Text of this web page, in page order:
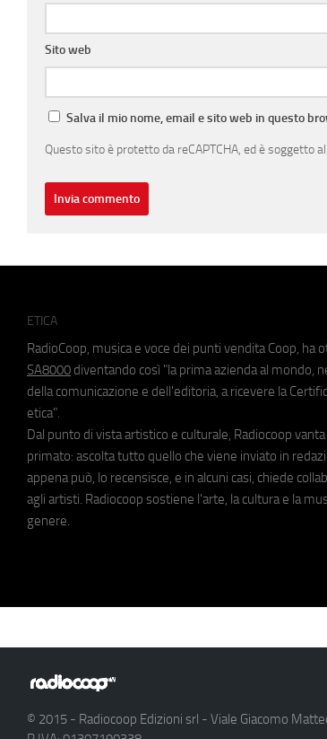
Sito web
Salva il mio nome, email e sito web in questo
Questo sito è protetto da reCAPTCHA, ed è soggetto
ETICA
RadioCoop, musica e voce dei punti vendita Coop, ha
SA8000 diventando così "la prima azienda al mondo,
della comunicazione e dell'editoria, a ricevere la
etica".
Dal punto di vista artistico e culturale, Radiocoop
primato: ascolta tutto quello che viene inviato in
appena può, lo recensisce, e in alcuni casi, chiede
agli artisti. Radiocoop sostiene l'arte, la cultura e la
genere.
© 2015 - Radiocoop Edizioni srl - Viale Giacomo